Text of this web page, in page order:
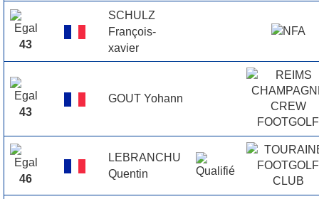
43
SCHULZ
François-
xavier
43
GOUT Yohann
46
LEBRANCHU
Quentin